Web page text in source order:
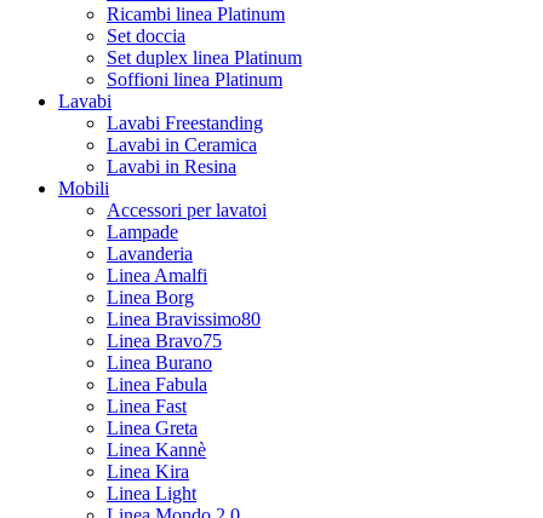
Ricambi linea Platinum
Set doccia
Set duplex linea Platinum
Soffioni linea Platinum
Lavabi
Lavabi Freestanding
Lavabi in Ceramica
Lavabi in Resina
Mobili
Accessori per lavatoi
Lampade
Lavanderia
Linea Amalfi
Linea Borg
Linea Bravissimo80
Linea Bravo75
Linea Burano
Linea Fabula
Linea Fast
Linea Greta
Linea Kannè
Linea Kira
Linea Light